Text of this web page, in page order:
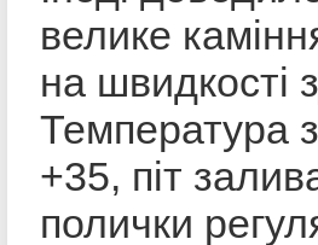
велике
на швидкості
Температура
+35, піт
полички